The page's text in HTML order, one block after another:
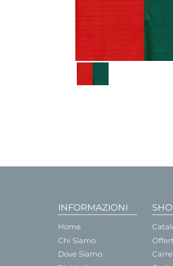
INFORMAZIONI
Home
Chi Siamo
Dove Siamo